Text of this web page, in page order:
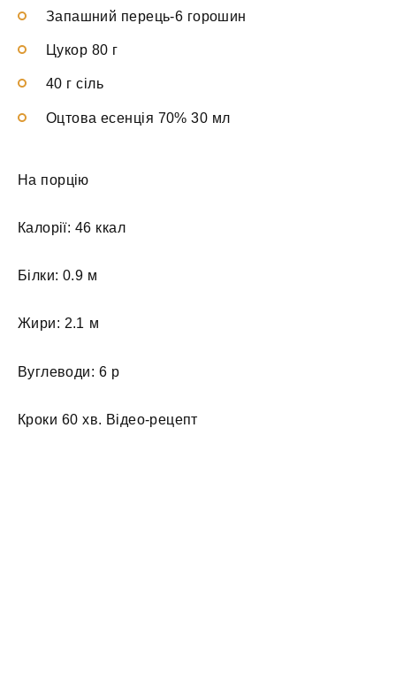
Запашний перець-6 горошин
Цукор 80 г
40 г сіль
Оцтова есенція 70% 30 мл
На порцію
Калорії: 46 ккал
Білки: 0.9 м
Жири: 2.1 м
Вуглеводи: 6 р
Кроки 60 хв. Відео-рецепт